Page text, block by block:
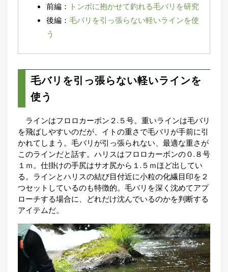
前編： トンボに抱かせて釣れる毛バリを研究
後編： 毛バリを引っ張らない軽いラインを使
う
毛バリを引っ張らない軽いラインを
使う
ラインはフロロカーボン２.５号。重いラインは毛バリ
を飛ばしやすいのだが、イトの重さで毛バリが手前に引
かれてしまう。毛バリが引っ張られない、最適な重さが
このラインだと話す。ハリスはフロロカーボンの０.８号
１ｍ。仕掛けの手尻はサオ尻から１.５ｍほど出してい
る。ラインとハリスの結び目付近に小粒の化繊目印を２
つセットしているのも特徴的。毛バリを深く沈めてアプ
ローチする場合に、どれだけ沈んでいるのかを判断する
アイテムだ。
Basser
ス釣り）
Northanglers （北
海道）
月
刊
つ
り
人
ブ
グ